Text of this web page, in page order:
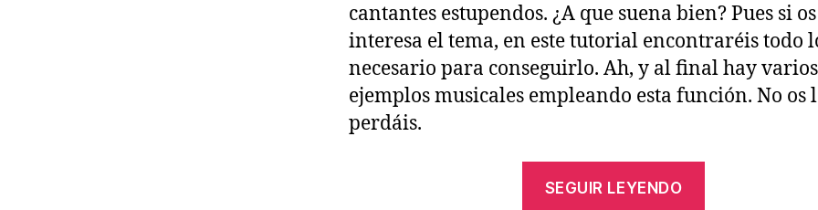
cantantes estupendos. ¿A que suena bien? Pues si os
interesa el tema, en este tutorial encontraréis todo
necesario para conseguirlo. Ah, y al final hay varios
ejemplos musicales empleando esta función. No os
perdáis.
SEGUIR LEYENDO